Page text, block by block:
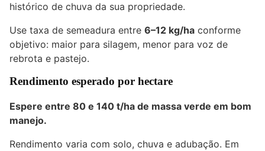
histórico de chuva da sua propriedade.
Use taxa de semeadura entre 6–12 kg/ha conforme
objetivo: maior para silagem, menor para voz de
rebrota e pastejo.
Rendimento esperado por hectare
Espere entre 80 e 140 t/ha de massa verde em bom
manejo.
Rendimento varia com solo, chuva e adubação. Em